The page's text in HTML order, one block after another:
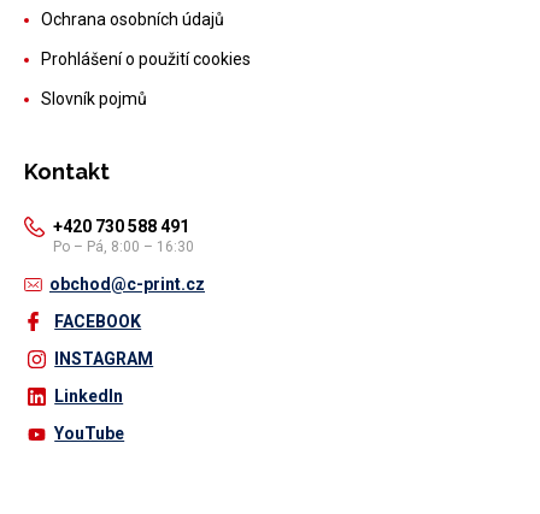
Ochrana osobních údajů
Prohlášení o použití cookies
Slovník pojmů
Kontakt
+420 730 588 491
Po – Pá, 8:00 – 16:30
obchod@c-print.cz
FACEBOOK
INSTAGRAM
LinkedIn
YouTube